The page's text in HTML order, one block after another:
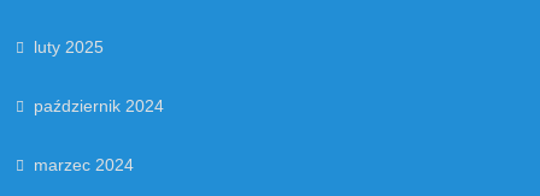
luty 2025
październik 2024
marzec 2024